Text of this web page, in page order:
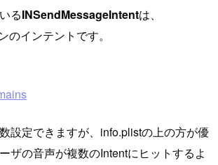
るINSendMessageIntentは、
のインテントです。
設定できますが、info.plistの上の方が優
ザの音声が複数のIntentにヒットするよ